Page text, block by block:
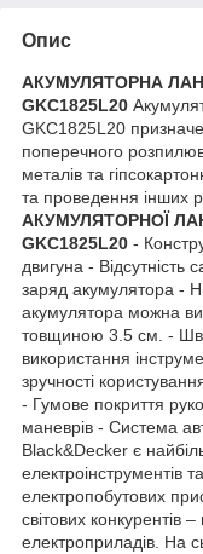
Опис
АКУМУЛЯТОРНА
GKC1825L20
GKC1825L20
поперечного
металів та
та проведення інших
АКУМУЛЯТОРНОЇ
GKC1825L20 -
двигуна -
заряд акумулятора -
акумулятора можна
товщиною 3.5 см. -
використання
зручності
- Гумове покриття
маневрів - Система
Black&Decker є
електроінструментів
електропобутових
світових конкурентів
електроприладів. На